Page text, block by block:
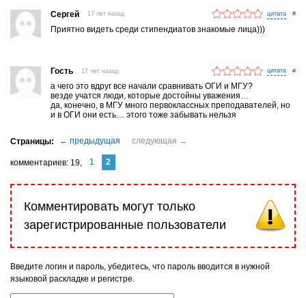
Сергей 17 лет назад #
Приятно видеть среди стипендиатов знакомые лица)))
Гость 17 лет назад #
а чего это вдруг все начали сравнивать ОГИ и МГУ?
везде учатся люди, которые достойны уважения…
да, конечно, в МГУ много первоклассных преподавателей, но
и в ОГИ они есть… этого тоже забывать нельзя
комментариев 19 1 2
Комментировать могут только
зарегистрированные пользователи
Введите логин и пароль, убедитесь, что пароль вводится в нужной
языковой раскладке и регистре.